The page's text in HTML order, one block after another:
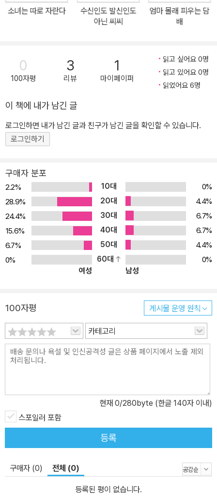
중 어느 쪽에 가까운”(22쪽)지 고민하거나 “거짓말하는 정치인의 거
짓말”(36쪽)을 막기 위해 노력하면서 새로운 방향으로 진화한다. 한
로 마감하고자 한다. 과연 우팔리는 인간을 ‘더 나은 인간’으로 만드
는, “선명하고 올바른” 결정을 할 수 있을까? 인공지능의 능력이 증
명될수록 미지의 세상에 대한 공포심도 커져가고 있다. “어떤 미래가
은 인간》은 반드시 다가올 미래의 한 장면을 잠깐 엿본 듯한 감각을
선사할 것이다. 1년 동안 50편의 이야기가 50권의 책으로 ‘단 한 편
의 이야기’를 깊게 호흡하는 특별한 경험 위즈덤하우스는 2022년 11
고 있다. 연재는 매주 수요일 위즈덤하우스 홈페이지와 뉴스레터 ‘위
픽’을 통해 공개된다. 구병모 작가의 〈파쇄〉를 시작으로 1년 동안 50
편의 이야기가 독자를 찾아간다. 위픽 시리즈는 이렇게 연재를 마친
소설들을 순차적으로 출간한다. 3월 8일 첫 5종을 선보이고, 이후 매
월 둘째 수요일에 4종씩 출간하며 1년 동안 50가지 이야기 축제를
펼쳐 보일 예정이다. 이때 여러 편의 단편소설을 한데 묶는 기존의 방
식이 아닌, ‘단 한 편’의 단편만으로 책을 구성하는 이례적인 시도를
통해 독자들에게 한 편 한 편 깊게 호흡하는 특별한 경험을 선사한다.
‘단 한 편의 이야기’라는 완결성에 주목한다. 소설가뿐만 아니라 논픽
션 작가, 시인, 청소년문학 작가 등 다양한 작가들의 소설을 통해 장르
와 경계를 허물며 이야기의 가능성과 재미를 확장한다. 또한 책 속에
는 특별한 선물이 들어 있다. 소설 한 편 전체를 한 장의 포스터에 담
은 부록 ‘한 장의 소설’이다. 한 장의 소설은 독자들에게 이야기 한 편
호흡하는 특별한 경험을 선사합니다. 이 작은 조각이 당신의 세계를
넓혀줄 새로운 한 조각이 되기를, 작은 조각 하나하나가 모여 당신의
이야기가 되기를, 당신의 가슴에 깊이 새겨질 한 조각의 문학이 되기
를 꿈꿉니다. 한 조각의 문학, 위픽 구병모 《파쇄》 이희주 《마유미》
《크리스마스이브의 방문객》 이종산 《블루마블》 곽재식 《우주 대전
의 끝》 김동식 《백 명 버튼》 배예람 《물 밑에 계시리라》 이소호 《나
의 미치광이 이웃》 오한기 《나의 즐거운 육아 일기》 조예은 《만조를
소녀는 따로 자란다
수신인도 발신인도
아닌 씨씨
엄마 몰래 피우는 담
배
0
100자평
3
리뷰
1
마이페이퍼
읽고 싶어요 0명
읽고 있어요 0명
읽었어요 6명
이 책에 내가 남긴 글
로그인하면 내가 남긴 글과 친구가 남긴 글을 확인할 수 있습니다.
로그인하기
구매자 분포
2.2% 10대
0%
28.9%
20대
4.4%
24.4%
30대
6.7%
15.6%
40대
6.7%
6.7%
50대
4.4%
0%
60대
0%
여성
남성
100자평 게시물 운영 원칙
카테고리
현재 0/280byte (한글 140자 이내)
스포일러 포함
등록
구매자 (0) 전체 (0)
등록된 평이 없습니다.